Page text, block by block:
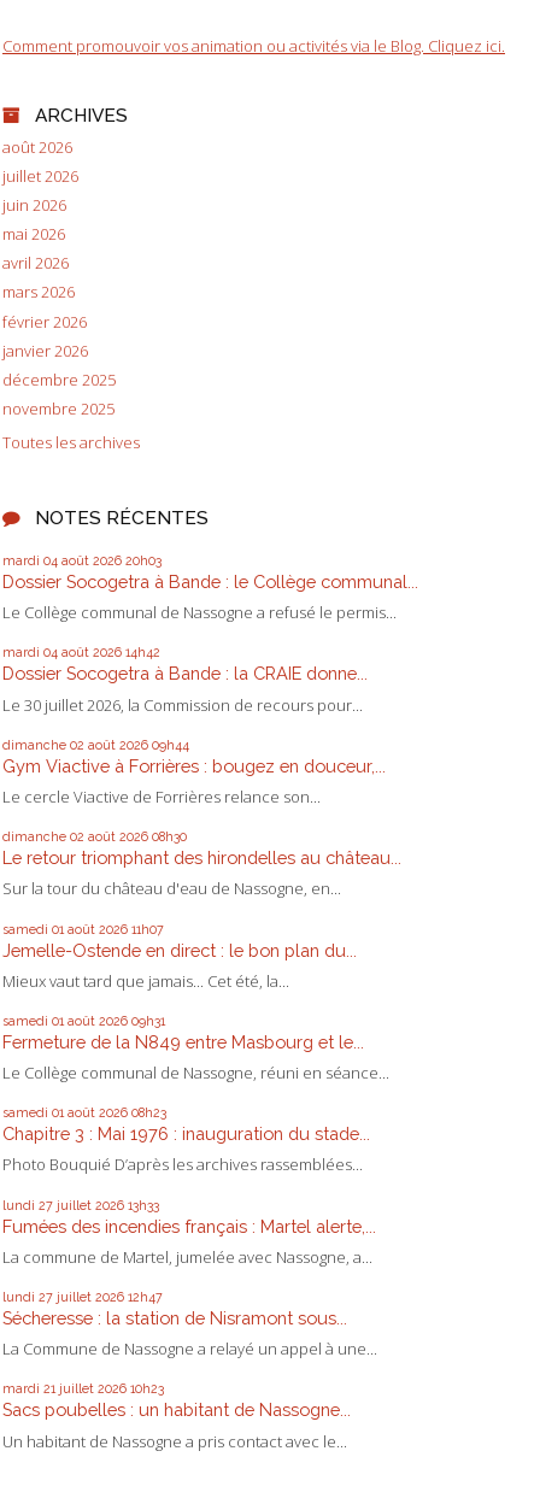
Comment promouvoir vos animation ou activités via le Blog. Cliquez ici.
ARCHIVES
août 2026
juillet 2026
juin 2026
mai 2026
avril 2026
mars 2026
février 2026
janvier 2026
décembre 2025
novembre 2025
Toutes les archives
NOTES RÉCENTES
mardi 04 août 2026 20h03
Dossier Socogetra à Bande : le Collège communal...
Le Collège communal de Nassogne a refusé le permis...
mardi 04 août 2026 14h42
Dossier Socogetra à Bande : la CRAIE donne...
Le 30 juillet 2026, la Commission de recours pour...
dimanche 02 août 2026 09h44
Gym Viactive à Forrières : bougez en douceur,...
Le cercle Viactive de Forrières relance son...
dimanche 02 août 2026 08h30
Le retour triomphant des hirondelles au château...
Sur la tour du château d'eau de Nassogne, en...
samedi 01 août 2026 11h07
Jemelle-Ostende en direct : le bon plan du...
Mieux vaut tard que jamais... Cet été, la...
samedi 01 août 2026 09h31
Fermeture de la N849 entre Masbourg et le...
Le Collège communal de Nassogne, réuni en séance...
samedi 01 août 2026 08h23
Chapitre 3 : Mai 1976 : inauguration du stade...
Photo Bouquié D’après les archives rassemblées...
lundi 27 juillet 2026 13h33
Fumées des incendies français : Martel alerte,...
La commune de Martel, jumelée avec Nassogne, a...
lundi 27 juillet 2026 12h47
Sécheresse : la station de Nisramont sous...
La Commune de Nassogne a relayé un appel à une...
mardi 21 juillet 2026 10h23
Sacs poubelles : un habitant de Nassogne...
Un habitant de Nassogne a pris contact avec le...